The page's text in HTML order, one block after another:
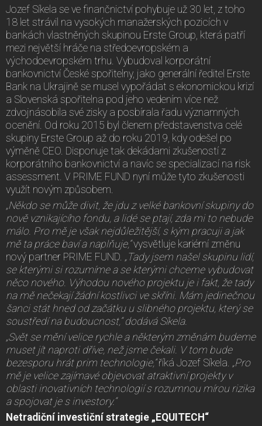
Jozef Síkela se ve finančnictví pohybuje už 30 let, z toho
18 let strávil na vysokých manažerských pozicích v
bankách vlastněných skupinou Erste Group, která patří
mezi největší hráče na středoevropském a
východoevropském trhu. Vybudoval korporátní
bankovnictví České spořitelny, jako generální ředitel Erste
Bank na Ukrajině se musel vypořádat s ekonomickou krizí
a Slovenská spořitelna pod jeho vedením více než
zdvojnásobila své zisky a posbírala řadu významných
ocenění. Od roku 2015 byl členem představenstva celé
skupiny Erste Group až do roku 2019, kdy odešel po
výměně CEO. Disponuje tak dekádami zkušeností z
korporátního bankovnictví a navíc se specializací na risk
assessment. V PRIME FUND nyní může tyto zkušenosti
využít novým způsobem.
„Někdo se může divit, že jdu z velké bankovní skupiny do
nově vznikajícího fondu, a lidé se ptají, zda mi to nebude
málo. Pro mě je však nejdůležitější, s kým pracuji a jak
mě ta práce baví a naplňuje,“vysvětluje kariérní změnu
nový partner PRIME FUND. „Tady jsem našel skupinu lidí,
se kterými si rozumíme a se kterými chceme vybudovat
něco nového. Výhodou nového projektu je i fakt, že tady
na mě nečekají žádní kostlivci ve skříni. Mám jedinečnou
šanci stát hned od začátku u slibného projektu, který se
soustředí na budoucnost,“ dodává Síkela.
„Svět se mění velice rychle a některým změnám budeme
muset jít naproti dříve, než jsme čekali. V tom bude
bezesporu hrát prim technologie,“říká Jozef Síkela. „Pro
mě je velice zajímavé objevovat atraktivní projekty v
oblasti inovativních technologií s rozumnou mírou rizika
a spojovat je s investory.“
Netradiční investiční strategie „EQUITECH“